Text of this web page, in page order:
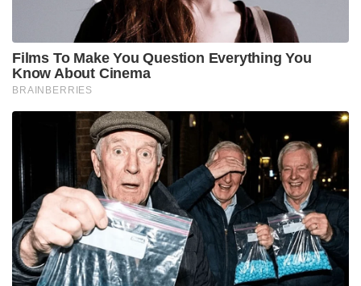
Films To Make You Question Everything You
Know About Cinema
BRAINBERRIES